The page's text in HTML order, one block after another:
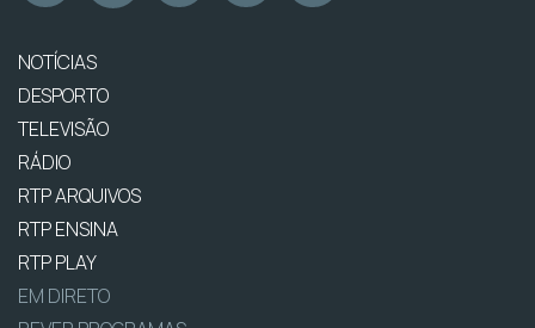
NOTÍCIAS
DESPORTO
TELEVISÃO
RÁDIO
RTP ARQUIVOS
RTP ENSINA
RTP PLAY
EM DIRETO